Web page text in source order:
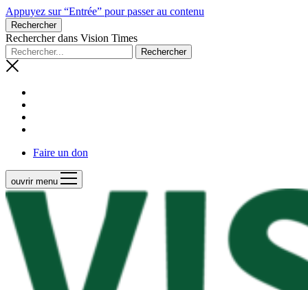
Appuyez sur “Entrée” pour passer au contenu
Rechercher
Rechercher dans Vision Times
Faire un don
ouvrir menu